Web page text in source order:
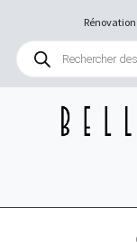
Recherche
produits